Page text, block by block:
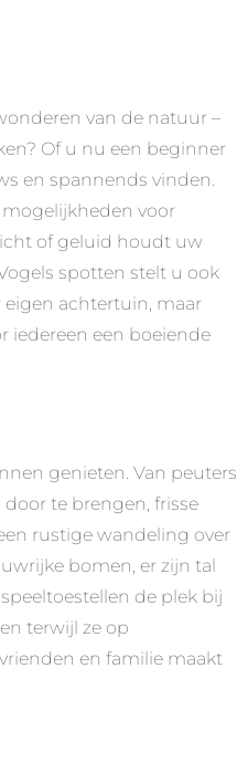
van de natuur –
Of u nu een beginner
en spannends vinden.
voor
of geluid houdt uw
spotten stelt u ook
eigen achtertuin, maar
iedereen een boeiende
genieten. Van peuters
te brengen, frisse
rustige wandeling over
bomen, er zijn tal
de plek bij
terwijl ze op
en familie maakt